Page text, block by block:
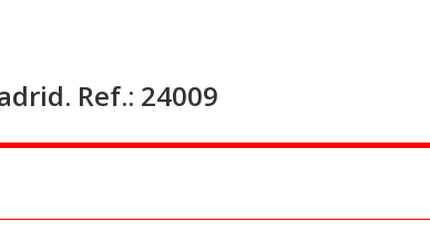
Ref.: 24009